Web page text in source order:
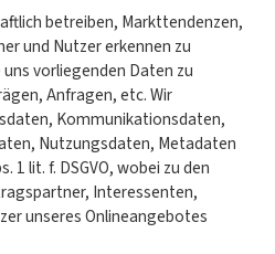
betreiben, Markttendenzen,
und Nutzer erkennen zu
vorliegenden Daten zu
Anfragen, etc. Wir
Kommunikationsdaten,
Nutzungsdaten, Metadaten
1 lit. f. DSGVO, wobei zu den
Interessenten,
unseres Onlineangebotes